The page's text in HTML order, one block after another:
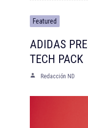
Featured
ADIDAS
TECH PACK
Redacción ND